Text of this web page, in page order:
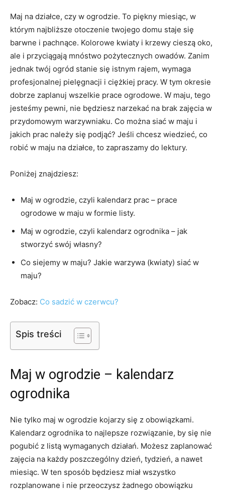
Maj na działce, czy w ogrodzie. To piękny miesiąc, w
którym najbliższe otoczenie twojego domu staje się
barwne i pachnące. Kolorowe kwiaty i krzewy cieszą oko,
ale i przyciągają mnóstwo pożytecznych owadów. Zanim
jednak twój ogród stanie się istnym rajem, wymaga
profesjonalnej pielęgnacji i ciężkiej pracy. W tym okresie
dobrze zaplanuj wszelkie prace ogrodowe. W maju, tego
jesteśmy pewni, nie będziesz narzekać na brak zajęcia w
przydomowym warzywniaku. Co można siać w maju i
jakich prac należy się podjąć? Jeśli chcesz wiedzieć, co
robić w maju na działce, to zapraszamy do lektury.
Poniżej znajdziesz:
Maj w ogrodzie, czyli kalendarz prac – prace
ogrodowe w maju w formie listy.
Maj w ogrodzie, czyli kalendarz ogrodnika – jak
stworzyć swój własny?
Co siejemy w maju? Jakie warzywa (kwiaty) siać w
maju?
Zobacz: Co sadzić w czerwcu?
Spis treści
Maj w ogrodzie – kalendarz
ogrodnika
Nie tylko maj w ogrodzie kojarzy się z obowiązkami.
Kalendarz ogrodnika to najlepsze rozwiązanie, by się nie
pogubić z listą wymaganych działań. Możesz zaplanować
zajęcia na każdy poszczególny dzień, tydzień, a nawet
miesiąc. W ten sposób będziesz miał wszystko
rozplanowane i nie przeoczysz żadnego obowiązku